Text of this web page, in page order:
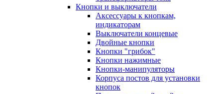
Кнопки и выключатели
Аксессуары к кнопкам,
индикаторам
Выключатели концевые
Двойные кнопки
Кнопки "грибок"
Кнопки нажимные
Кнопки-манипуляторы
Корпуса постов для установки
кнопок